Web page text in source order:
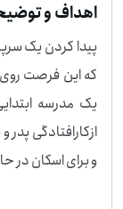
اهداف و
ازکارافتادگی